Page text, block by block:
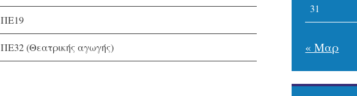
ΠΕ19
ΠΕ32 (Θεατρικής αγωγής)
31
« Μαρ